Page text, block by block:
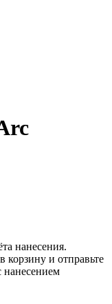
нанесения.
корзину и отправьте
нанесением